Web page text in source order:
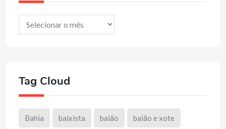
Arquivos
Tag Cloud
Bahia baixista baião baião e xote